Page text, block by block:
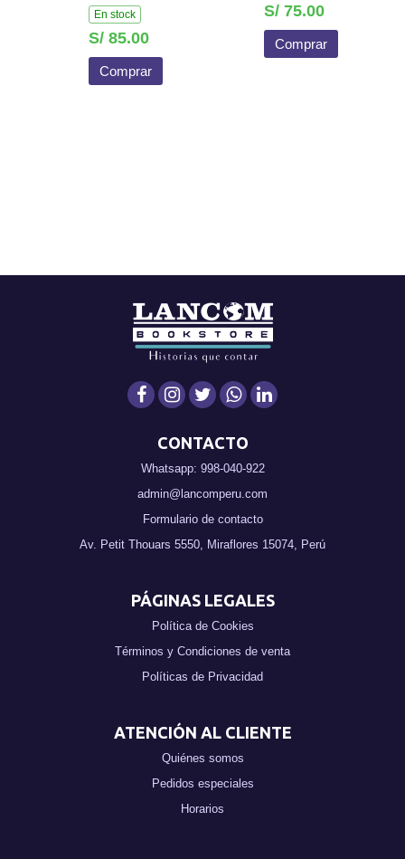
En stock
S/ 85.00
Comprar
ARGUDO
S/ 75.00
Comprar
CONTACTO
Whatsapp: 998-040-922
admin@lancomperu.com
Formulario de contacto
Av. Petit Thouars 5550, Miraflores 15074, Perú
PÁGINAS LEGALES
Política de Cookies
Términos y Condiciones de venta
Políticas de Privacidad
ATENCIÓN AL CLIENTE
Quiénes somos
Pedidos especiales
Horarios